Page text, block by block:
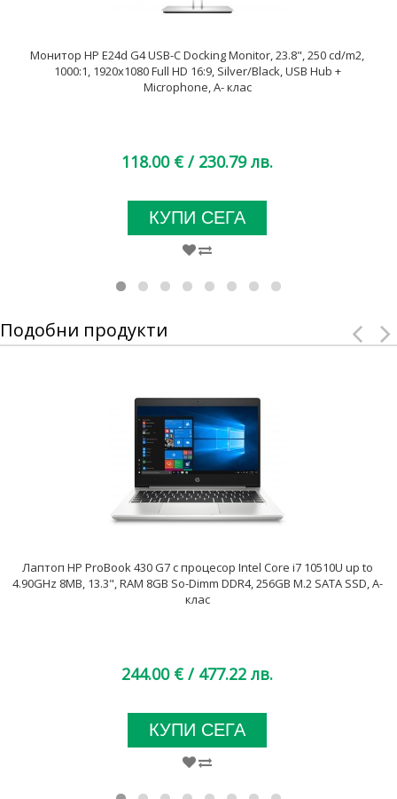
Монитор HP E24d G4 USB-C Docking Monitor, 23.8", 250 cd/m2,
1000:1, 1920x1080 Full HD 16:9, Silver/Black, USB Hub +
Microphone, A- клас
118.00 € / 230.79 лв.
КУПИ СЕГА
Подобни продукти
Лаптоп HP ProBook 430 G7 с процесор Intel Core i7 10510U up to
4.90GHz 8MB, 13.3", RAM 8GB So-Dimm DDR4, 256GB M.2 SATA SSD, A-
клас
244.00 € / 477.22 лв.
КУПИ СЕГА